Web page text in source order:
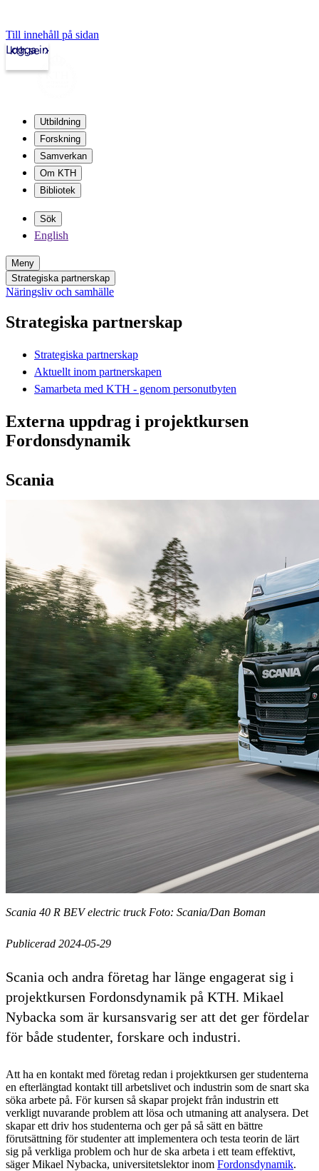
Till innehåll på sidan
kth.se
Logga in
Utbildning
Forskning
Samverkan
Om KTH
Bibliotek
Sök
English
Meny
Strategiska partnerskap
Näringsliv och samhälle
Strategiska partnerskap
Strategiska partnerskap
Aktuellt inom partnerskapen
Samarbeta med KTH - genom personutbyten
Externa uppdrag i projektkursen
Fordonsdynamik
Scania
Scania 40 R BEV electric truck Foto: Scania/Dan Boman
Publicerad 2024-05-29
Scania och andra företag har länge engagerat sig i
projektkursen Fordonsdynamik på KTH. Mikael
Nybacka som är kursansvarig ser att det ger fördelar
för både studenter, forskare och industri.
Att ha en kontakt med företag redan i projektkursen ger studenterna
en efterlängtad kontakt till arbetslivet och industrin som de snart ska
söka arbete på. För kursen så skapar projekt från industrin ett
verkligt nuvarande problem att lösa och utmaning att analysera. Det
skapar ett driv hos studenterna och ger på så sätt en bättre
förutsättning för studenter att implementera och testa teorin de lärt
sig på verkliga problem och hur de ska arbeta i ett team effektivt,
säger Mikael Nybacka, universitetslektor inom Fordonsdynamik.